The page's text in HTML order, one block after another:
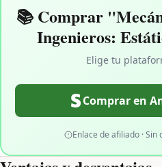
📚 Comprar
Ingenieros:
Elige tu
Comprar en
Enlace de afiliado ·